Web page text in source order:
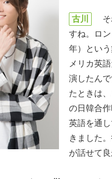
古川
そ
すね。ロ
年）とい
メリカ英
演したん
たときは
の日韓合
英語を通
きました
が話せて